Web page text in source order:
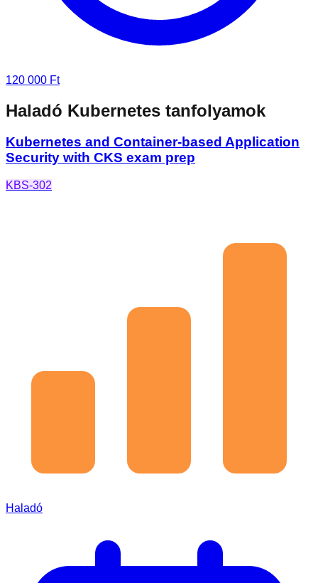
120 000 Ft
Haladó Kubernetes tanfolyamok
Kubernetes and Container-based Application
Security with CKS exam prep
KBS-302
Haladó